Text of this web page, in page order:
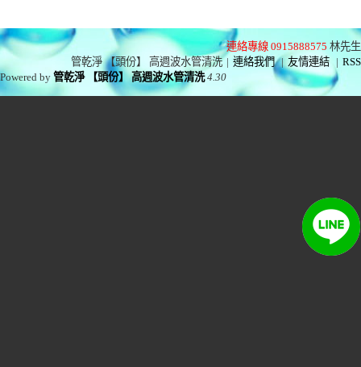
連絡專線 0915888575 林先生
管乾淨 【頭份】 高週波水管清洗 | 連絡我們 | 友情連結 | RSS
Powered by管乾淨 【頭份】 高週波水管清洗 4.30